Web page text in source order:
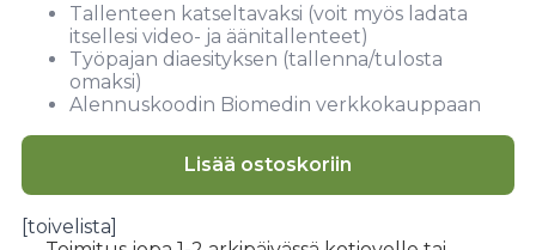
Tallenteen katseltavaksi (voit myös ladata
itsellesi video- ja äänitallenteet)
Työpajan diaesityksen (tallenna/tulosta
omaksi)
Alennuskoodin Biomedin verkkokauppaan
Lisää ostoskoriin
[toivelista]